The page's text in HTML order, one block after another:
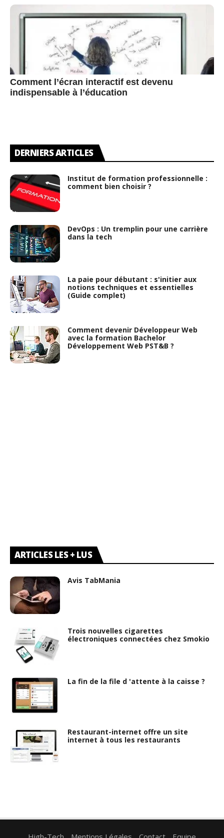
Comment l’écran interactif est devenu
indispensable à l’éducation
DERNIERS ARTICLES
Institut de formation professionnelle :
comment bien choisir ?
DevOps : Un tremplin pour une carrière
dans la tech
La paie pour débutant : s'initier aux
notions techniques et essentielles
(Guide complet)
Comment devenir Développeur Web
avec la formation Bachelor
Développement Web PST&B ?
ARTICLES LES + LUS
Avis TabMania
Trois nouvelles cigarettes
électroniques connectées chez Smokio
La fin de la file d 'attente à la caisse ?
Restaurant-internet offre un site
internet à tous les restaurants